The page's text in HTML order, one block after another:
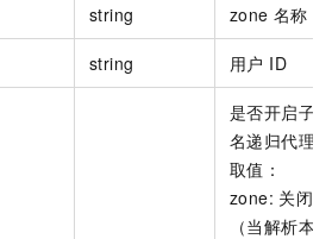
string zone 名称
string 用户 ID
是否开启子域
名递归代理。
取值：
zone: 关闭
（当解析本域